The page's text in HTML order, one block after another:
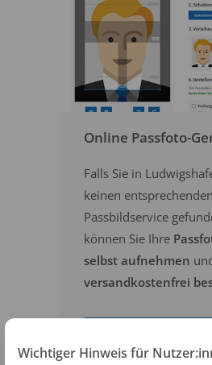
Online Passfoto-
Falls Sie in
keinen
Passbildservice
können Sie Ihre
selbst aufnehmen
versandkostenfrei
Wichtiger Hinweis für